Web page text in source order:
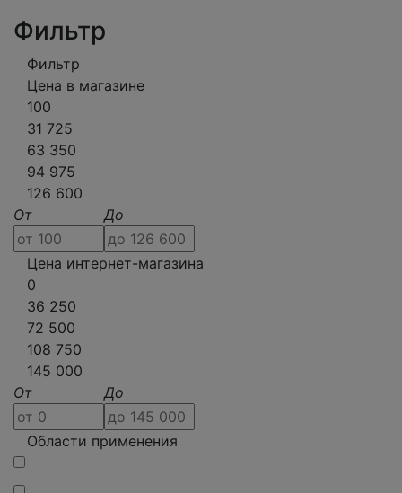
Фильтр
Фильтр
Цена в магазине
100
31 725
63 350
94 975
126 600
От
До
Цена интернет-магазина
0
36 250
72 500
108 750
145 000
От
До
Области применения